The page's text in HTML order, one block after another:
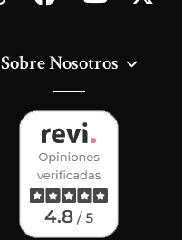
Sobre Nosotros